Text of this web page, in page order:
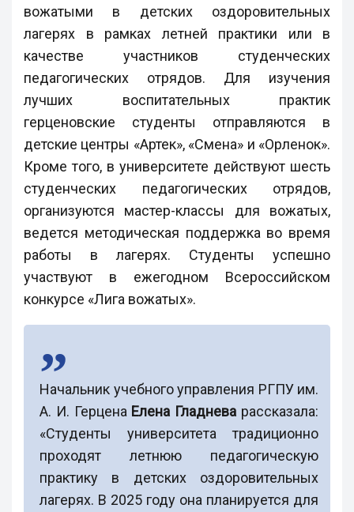
вожатыми в детских оздоровительных
лагерях в рамках летней практики или в
качестве участников студенческих
педагогических отрядов. Для изучения
лучших воспитательных практик
герценовские студенты отправляются в
детские центры «Артек», «Смена» и «Орленок».
Кроме того, в университете действуют шесть
студенческих педагогических отрядов,
организуются мастер-классы для вожатых,
ведется методическая поддержка во время
работы в лагерях. Студенты успешно
участвуют в ежегодном Всероссийском
конкурсе «Лига вожатых».
Начальник учебного управления РГПУ им.
А. И. Герцена Елена Гладнева рассказала:
«Студенты университета традиционно
проходят летнюю педагогическую
практику в детских оздоровительных
лагерях. В 2025 году она планируется для